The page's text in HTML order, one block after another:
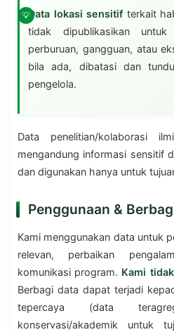
Data lokasi sensitifterkait
tidak dipublikasikan untuk
perburuan, gangguan, atau
bila ada, dibatasi dan
pengelola.
Data penelitian/kolaborasi
mengandung informasi sensitif
dan digunakan hanya untuk
Penggunaan &
Kami menggunakan data untuk
relevan, perbaikan
komunikasi program. Kami
Berbagi data dapat terjadi
tepercaya (data
konservasi/akademik untuk